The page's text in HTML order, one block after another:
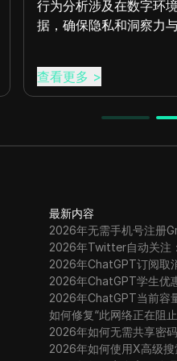
行为分析涉及在数字环
据，确保隐私和洞察力
查看更多 >
最新内容
2026年无需手机号注册
2026年Twitter自动关注
2026年ChatGPT订阅取
2026年ChatGPT学生优
2026年ChatGPT当前容
如何修复“此网络正在阻
2026年如何无需共享密
2026年如何使用X高级搜